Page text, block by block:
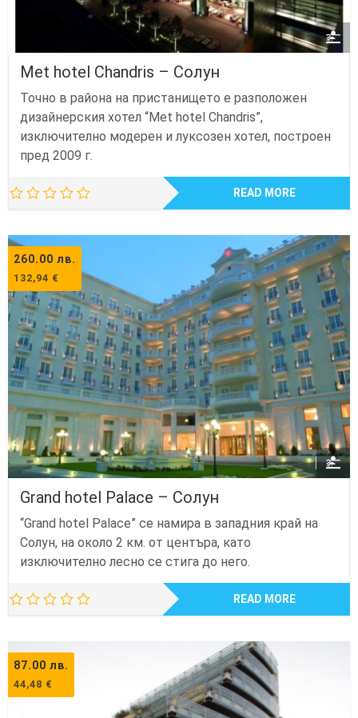
Met hotel Chandris – Солун
Точно в района на пристанището е разположен
дизайнерския хотел “Met hotel Chandris”,
изключително модерен и луксозен хотел, построен
пред 2009 г.
READ MORE
260.00 лв.
132,94 €
Grand hotel Palace – Солун
“Grand hotel Palace” се намира в западния край на
Солун, на около 2 км. от центъра, като
изключително лесно се стига до него.
READ MORE
87.00 лв.
44,48 €